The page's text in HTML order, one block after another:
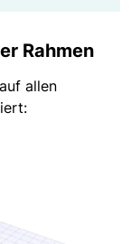
Rahmen
allen